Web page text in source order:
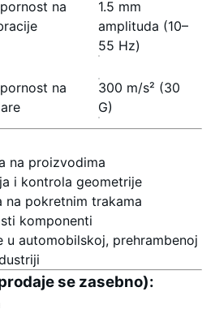
na
1.5 mm
amplituda (10–
55 Hz)
na
300 m/s² (30
G)
na proizvodima
i kontrola geometrije
na pokretnim trakama
komponenti
u automobilskoj, prehrambenoj
se zasebno):